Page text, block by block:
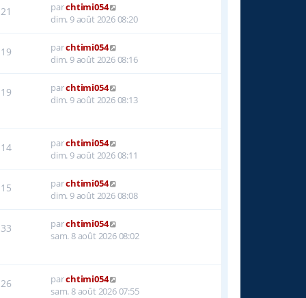
21 parchtimi054
dim. 9 août 2026 08:20
19 parchtimi054
dim. 9 août 2026 08:16
19 parchtimi054
dim. 9 août 2026 08:13
14 parchtimi054
dim. 9 août 2026 08:11
15 parchtimi054
dim. 9 août 2026 08:08
33 parchtimi054
sam. 8 août 2026 08:02
26 parchtimi054
sam. 8 août 2026 07:55